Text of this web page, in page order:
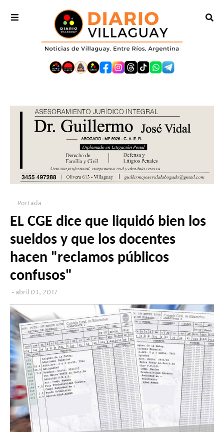
Portada
EL CGE dice que liquidó bien los
sueldos y que los docentes
hacen "reclamos públicos
confusos"
abril 03, 2017